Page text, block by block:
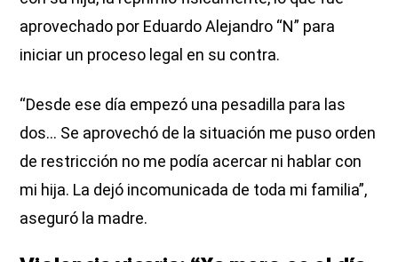
aprovechado por Eduardo Alejandro “N” para
iniciar un proceso legal en su contra.
“Desde ese día empezó una pesadilla para las
dos... Se aprovechó de la situación me puso orden
de restricción no me podía acercar ni hablar con
mi hija. La dejó incomunicada de toda mi familia”,
aseguró la madre.